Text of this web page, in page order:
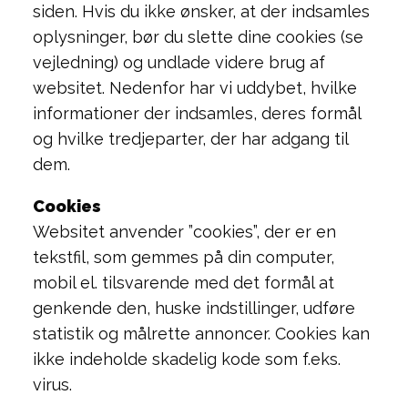
siden. Hvis du ikke ønsker, at der indsamles
oplysninger, bør du slette dine cookies (se
vejledning) og undlade videre brug af
websitet. Nedenfor har vi uddybet, hvilke
informationer der indsamles, deres formål
og hvilke tredjeparter, der har adgang til
dem.
Cookies
Websitet anvender ”cookies”, der er en
tekstfil, som gemmes på din computer,
mobil el. tilsvarende med det formål at
genkende den, huske indstillinger, udføre
statistik og målrette annoncer. Cookies kan
ikke indeholde skadelig kode som f.eks.
virus.